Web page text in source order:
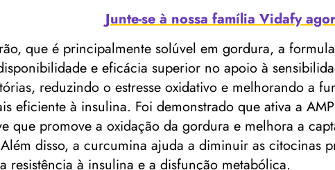
Junte-se à nossa família Vidafy
que é principalmente solúvel em gordura, a
e eficácia superior no apoio à
reduzindo o estresse oxidativo e melhorando a
eficiente à insulina. Foi demonstrado que ativa a
que promove a oxidação da gordura e melhora a
disso, a curcumina ajuda a diminuir as citocinas
à insulina e a disfunção metabólica.